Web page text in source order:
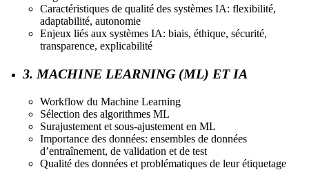
Caractéristiques de qualité des systèmes IA: flexibilité,
adaptabilité, autonomie
Enjeux liés aux systèmes IA: biais, éthique, sécurité,
transparence, explicabilité
3. MACHINE LEARNING (ML) ET IA
Workflow du Machine Learning
Sélection des algorithmes ML
Surajustement et sous-ajustement en ML
Importance des données: ensembles de données
d’entraînement, de validation et de test
Qualité des données et problématiques de leur étiquetage